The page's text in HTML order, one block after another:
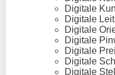
Digitale
Digitale
Digitale
Digitale
Digitale
Digitale
Digitale